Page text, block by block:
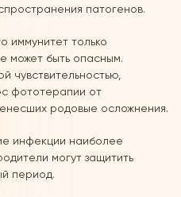
патогенов.
иммунитет только
может быть опасным.
чувствительностью,
фототерапии от
родовые осложнения.
инфекции наиболее
могут защитить
период.